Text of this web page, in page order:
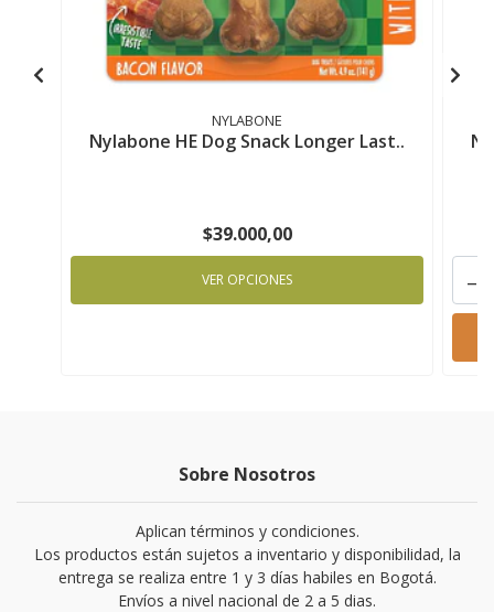
NYLABONE
Nylabone HE Dog Snack Longer Last..
$39.000,00
VER OPCIONES -
Sobre Nosotros
Aplican términos y condiciones.
Los productos están sujetos a inventario y disponibilidad, la
entrega se realiza entre 1 y 3 días habiles en Bogotá.
Envíos a nivel nacional de 2 a 5 dias.